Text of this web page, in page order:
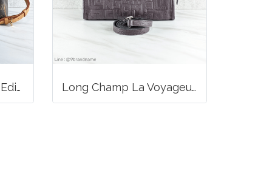
Louis Vuitton Limited Edition Monogram Canvas Sofia Coppola SC Bag Long Champ La Voyageuse Bag Leather